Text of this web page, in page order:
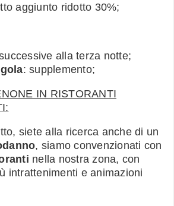
aggiunto ridotto 30%;
alla terza notte;
: supplemento;
IN RISTORANTI
siete alla ricerca anche di un
, siamo convenzionati con
nella nostra zona, con
intrattenimenti e animazioni